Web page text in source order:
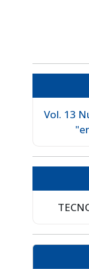
Vol. 13